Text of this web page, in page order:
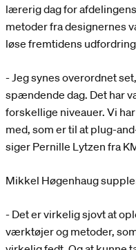
lærerig dag for
metoder fra designernes
løse fremtidens
- Jeg synes overordnet
spændende dag. Det har
forskellige niveauer. Vi
med, som er til at plug-
siger Pernille Lytzen fra
Mikkel Høgenhaug
- Det er virkelig sjovt at
værktøjer og metoder,